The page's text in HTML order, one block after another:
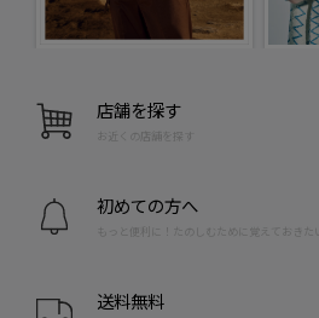
店舗を探す
お近くの店舗を探す
初めての方へ
もっと便利に！たのしむために覚えておきたい
送料無料